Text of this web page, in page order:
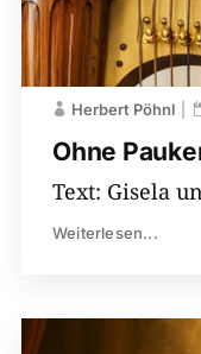
Ohne
Herbert Pöhnl
Text: Gisela
Weiterlesen...